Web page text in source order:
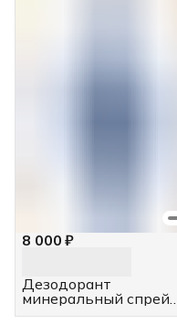
8 000 ₽
Дезодорант
минеральный спрей
"Жасмин", 4 шт, 100